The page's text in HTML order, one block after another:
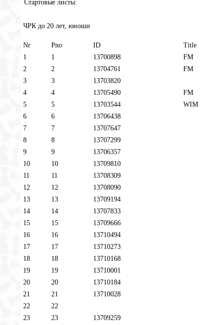
Стартовые листы:
ЧРК до 20 лет, юноши
Nr Pno ID Title
1
1 13700898 FM
2
2 13704761 FM
3
3 13703820
4
4 13705490 FM
5
5 13703544 WIM
6
6 13706438
7
7 13707647
8
8 13707299
9
9 13706357
10
10 13709810
11
11 13708309
12
12 13708090
13
13 13709194
14
14 13707833
15
15 13709666
16
16 13710494
17
17 13710273
18
18 13710168
19
19 13710001
20
20 13710184
21
21 13710028
22
22
23
23 13709259